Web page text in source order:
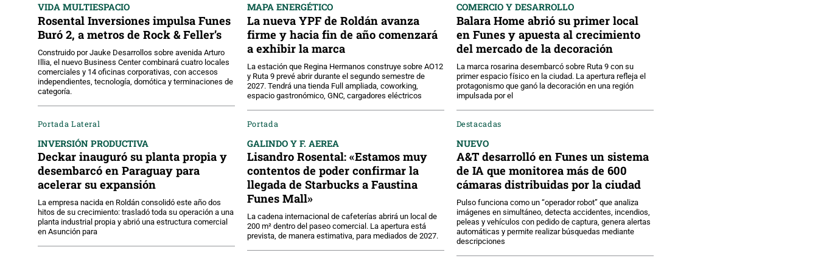
VIDA MULTIESPACIO
Rosental Inversiones impulsa Funes
Buró 2, a metros de Rock & Feller’s
Construido por Jauke Desarrollos sobre avenida Arturo
Illia, el nuevo Business Center combinará cuatro locales
comerciales y 14 oficinas corporativas, con accesos
independientes, tecnología, domótica y terminaciones de
categoría.
MAPA ENERGÉTICO
La nueva YPF de Roldán avanza
firme y hacia fin de año comenzará
a exhibir la marca
La estación que Regina Hermanos construye sobre AO12
y Ruta 9 prevé abrir durante el segundo semestre de
2027. Tendrá una tienda Full ampliada, coworking,
espacio gastronómico, GNC, cargadores eléctricos
COMERCIO Y DESARROLLO
Balara Home abrió su primer local
en Funes y apuesta al crecimiento
del mercado de la decoración
La marca rosarina desembarcó sobre Ruta 9 con su
primer espacio físico en la ciudad. La apertura refleja el
protagonismo que ganó la decoración en una región
impulsada por el
Portada Lateral
INVERSIÓN PRODUCTIVA
Deckar inauguró su planta propia y
desembarcó en Paraguay para
acelerar su expansión
La empresa nacida en Roldán consolidó este año dos
hitos de su crecimiento: trasladó toda su operación a una
planta industrial propia y abrió una estructura comercial
en Asunción para
Portada
GALINDO Y F. AEREA
Lisandro Rosental: «Estamos muy
contentos de poder confirmar la
llegada de Starbucks a Faustina
Funes Mall»
La cadena internacional de cafeterías abrirá un local de
200 m² dentro del paseo comercial. La apertura está
prevista, de manera estimativa, para mediados de 2027.
Destacadas
NUEVO
A&T desarrolló en Funes un sistema
de IA que monitorea más de 600
cámaras distribuidas por la ciudad
Pulso funciona como un “operador robot” que analiza
imágenes en simultáneo, detecta accidentes, incendios,
peleas y vehículos con pedido de captura, genera alertas
automáticas y permite realizar búsquedas mediante
descripciones